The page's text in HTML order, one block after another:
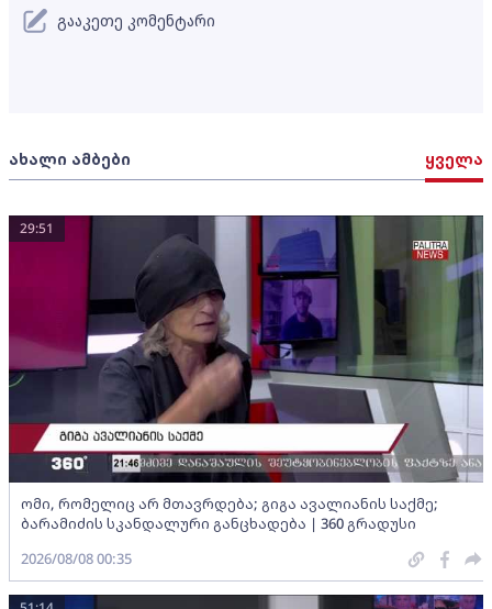
ახალი ამბები ყველა
ომი, რომელიც არ მთავრდება; გიგა ავალიანის საქმე;
ბარამიძის სკანდალური განცხადება | 360 გრადუსი
29:51
2026/08/08 00:35
გააკეთე კომენტარი